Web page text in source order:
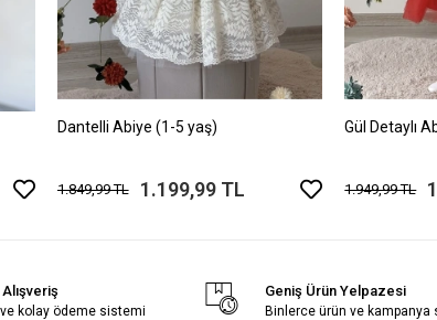
Dantelli Abiye (1-5 yaş)
1.849,99 TL 1.199,99 TL
Gül Detaylı
1.949,99 TL
kolay ödeme sistemi
Geniş Ürün Yelpazesi
Binlerce ürün ve kampanya